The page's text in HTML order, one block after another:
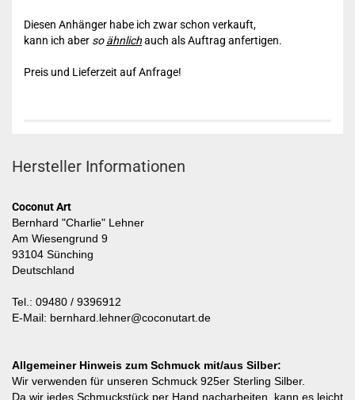
Diesen Anhänger habe ich zwar schon verkauft,
kann ich aber soähnlichauch als Auftrag anfertigen.
Preis und Lieferzeit auf Anfrage!
Hersteller Informationen
Coconut Art
Bernhard "Charlie" Lehner
Am Wiesengrund 9
93104 Sünching
Deutschland
Tel.: 09480 / 9396912
E-Mail: bernhard.lehner@coconutart.de
Allgemeiner Hinweis zum Schmuck mit/aus Silber:
Wir verwenden für unseren Schmuck 925er Sterling Silber.
Da wir jedes Schmuckstück per Hand nacharbeiten, kann es leicht